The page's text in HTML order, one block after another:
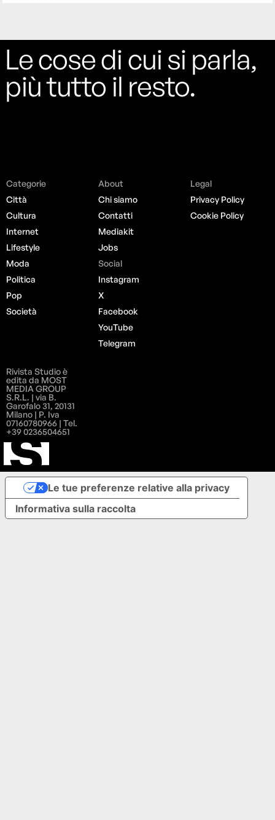
Le cose di cui si parla,
più tutto il resto.
Categorie
Città
Cultura
Internet
Lifestyle
Moda
Politica
Pop
Società
About
Chi siamo
Contatti
Mediakit
Jobs
Social
Instagram
X
Facebook
YouTube
Telegram
Legal
Privacy Policy
Cookie Policy
Rivista Studio è
edita da MOST
MEDIA GROUP
S.R.L. | via B.
Garofalo 31, 20131
Milano | P. Iva
07160780966 | Tel.
+39 0236504651
Informativa sulla raccolta
Le tue preferenze relative alla privacy